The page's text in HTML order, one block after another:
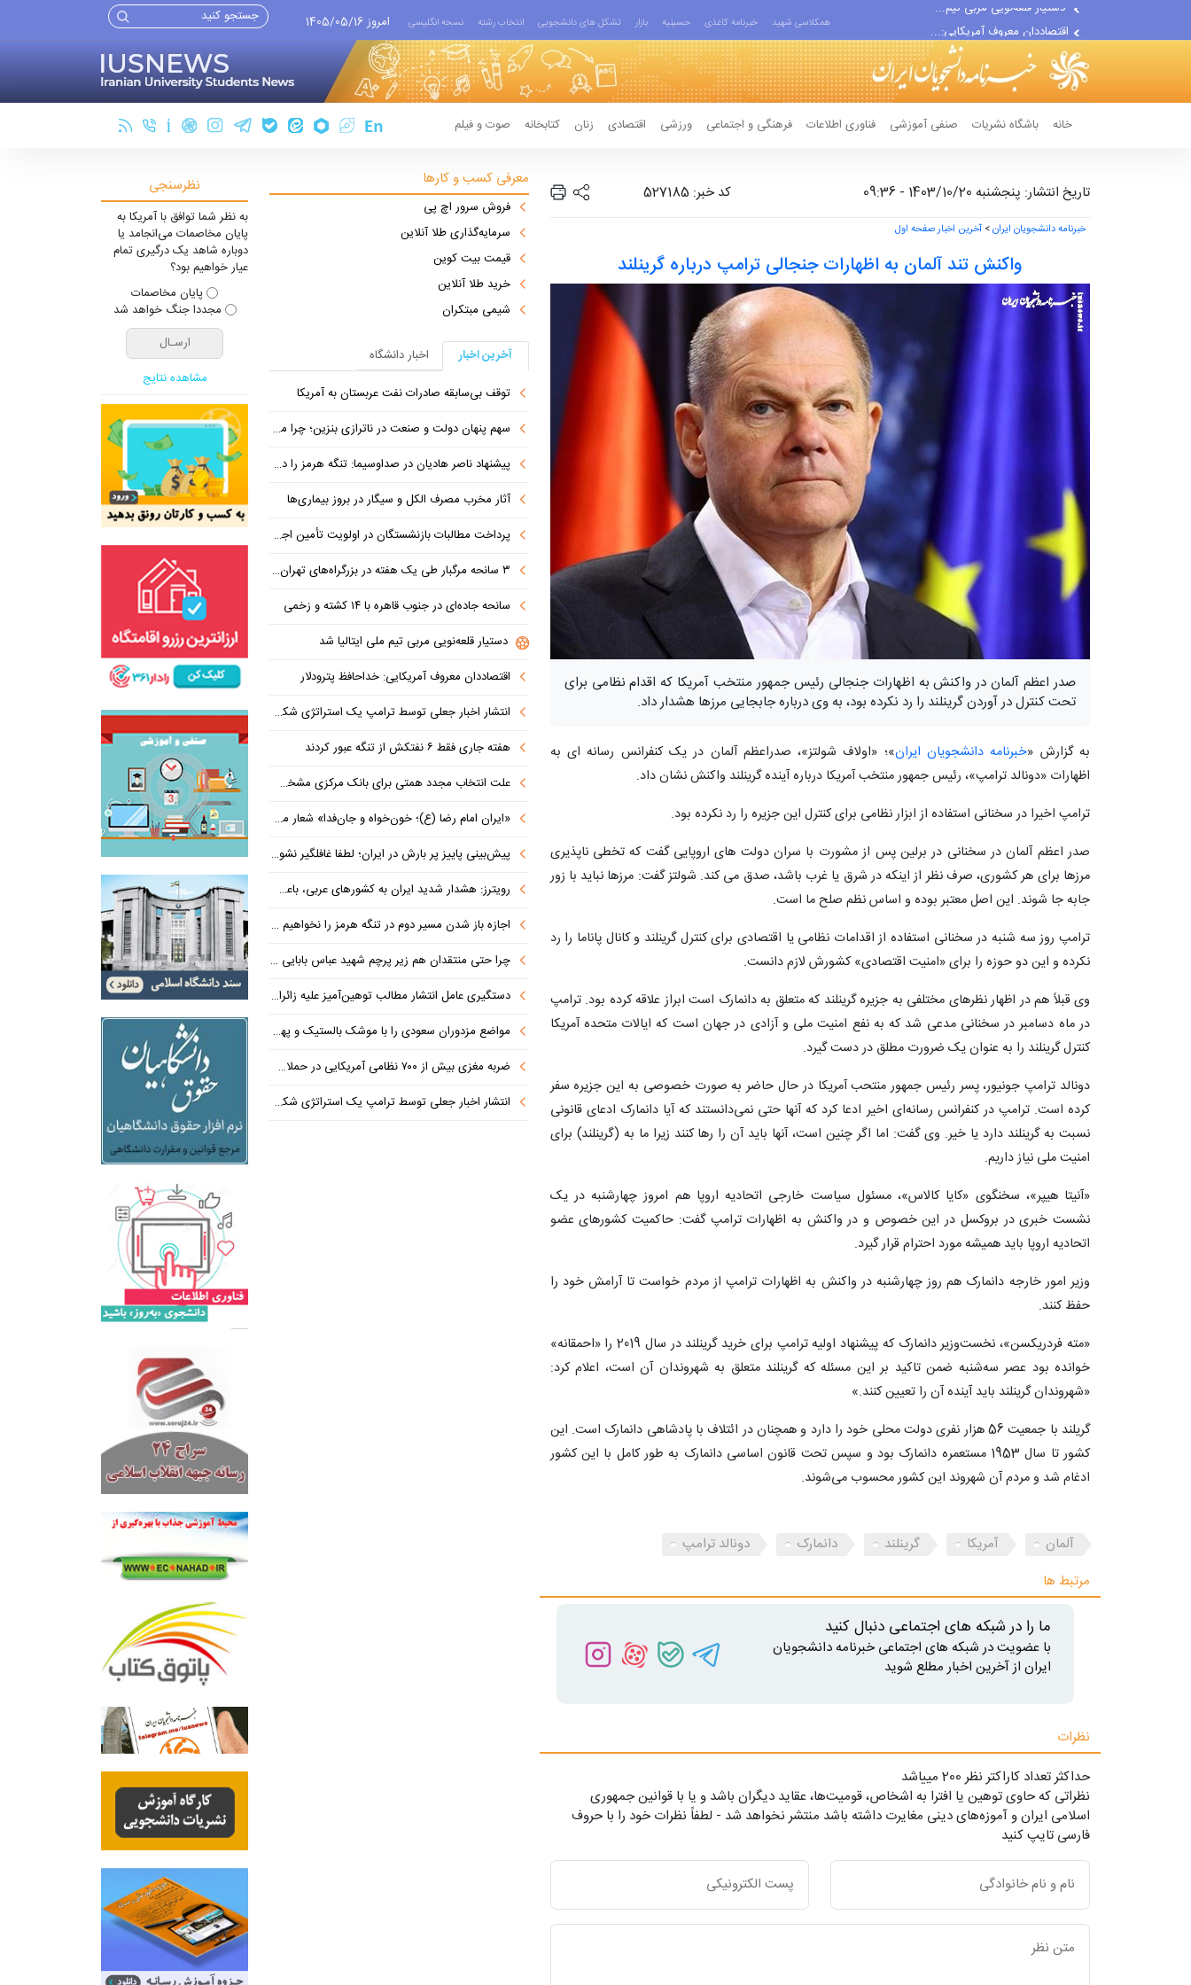
اقتصاددان معروف آمریکایی:...
انتشار اخبار جعلی توسط...
همکلاسی شهید خبرنامه کاغذی حسینیه بازار تشکل های دانشجویی انتخاب رشته نسخه انگلیسی امروز 1405/05/16
خانه باشگاه نشریات صنفی آموزشی فناوری اطلاعات فرهنگی و اجتماعی ورزشی اقتصادی زنان کتابخانه صوت و فیلم
تاریخ انتشار: پنجشنبه 1403/10/20 - 09:36 کد خبر: 527185
خبرنامه دانشجویان ایران> آخرین اخبار صفحه اول
واکنش تند آلمان به اظهارات جنجالی ترامپ درباره گرینلند
صدر اعظم آلمان در واکنش به اظهارات جنجالی رئیس جمهور منتخب آمریکا که اقدام نظامی برای
تحت کنترل در آوردن گرینلند را رد نکرده بود، به وی درباره جابجایی مرزها هشدار داد.
به گزارش «خبرنامه دانشجویان ایران»؛ «اولاف شولتز»، صدراعظم آلمان در یک کنفرانس رسانه ای به
اظهارات «دونالد ترامپ»، رئیس جمهور منتخب آمریکا درباره آینده گرینلند واکنش نشان داد.
ترامپ اخیرا در سخنانی استفاده از ابزار نظامی برای کنترل این جزیره را رد نکرده بود.
صدر اعظم آلمان در سخنانی در برلین پس از مشورت با سران دولت های اروپایی گفت که تخطی ناپذیری
مرزها برای هر کشوری، صرف نظر از اینکه در شرق یا غرب باشد، صدق می کند. شولتز گفت: مرزها نباید با زور
جابه جا شوند. این اصل معتبر بوده و اساس نظم صلح ما است.
ترامپ روز سه شنبه در سخنانی استفاده از اقدامات نظامی یا اقتصادی برای کنترل گرینلند و کانال پاناما را رد
نکرده و این دو حوزه را برای «امنیت اقتصادی» کشورش لازم دانست.
وی قبلاً هم در اظهار نظرهای مختلفی به جزیره گرینلند که متعلق به دانمارک است ابراز علاقه کرده بود. ترامپ
در ماه دسامبر در سخنانی مدعی شد که به نفع امنیت ملی و آزادی در جهان است که ایالات متحده آمریکا
کنترل گرینلند را به عنوان یک ضرورت مطلق در دست گیرد.
دونالد ترامپ جونیور، پسر رئیس جمهور منتحب آمریکا در حال حاضر به صورت خصوصی به این جزیره سفر
کرده است. ترامپ در کنفرانس رسانه‌ای اخیر ادعا کرد که آنها حتی نمی‌دانستند که آیا دانمارک ادعای قانونی
نسبت به گرینلند دارد یا خیر. وی گفت: اما اگر چنین است، آنها باید آن را رها کنند زیرا ما به (گرینلند) برای
امنیت ملی نیاز داریم.
«آنیتا هیپر»، سخنگوی «کایا کالاس»، مسئول سیاست خارجی اتحادیه اروپا هم امروز چهارشنبه در یک
نشست خبری در بروکسل در این خصوص و در واکنش به اظهارات ترامپ گفت: حاکمیت کشورهای عضو
اتحادیه اروپا باید همیشه مورد احترام قرار گیرد.
وزیر امور خارجه دانمارک هم روز چهارشنبه در واکنش به اظهارات ترامپ از مردم خواست تا آرامش خود را
حفظ کنند.
«مته فردریکسن»، نخست‌وزیر دانمارک که پیشنهاد اولیه ترامپ برای خرید گرینلند در سال 2019 را «احمقانه»
خوانده بود عصر سه‌شنبه ضمن تاکید بر این مسئله که گرینلند متعلق به شهروندان آن است، اعلام کرد:
«شهروندان گرینلند باید آینده آن را تعیین کنند.»
گریلند با جمعیت 56 هزار نفری دولت محلی خود را دارد و همچنان در ائتلاف با پادشاهی دانمارک است. این
کشور تا سال 1953 مستعمره دانمارک بود و سپس تحت قانون اساسی دانمارک به طور کامل با این کشور
ادغام شد و مردم آن شهروند این کشور محسوب می‌شوند.
آلمان آمریکا گرینلند دانمارک
دونالد ترامپ
مرتبط ها
ما را در شبکه های اجتماعی دنبال کنید
با عضویت در شبکه های اجتماعی خبرنامه دانشجویان
ایران از آخرین اخبار مطلع شوید
نظرات
حداکثر تعداد کاراکتر نظر 200 ميياشد
نظراتی که حاوی توهین یا افترا به اشخاص، قومیت‌ها، عقاید دیگران باشد و یا با قوانین جمهوری
اسلامی ایران و آموزه‌های دینی مغایرت داشته باشد منتشر نخواهد شد - لطفاً نظرات خود را با حروف
فارسی تایپ کنید
معرفی کسب و کارها
فروش سرور اچ پی
سرمایه‌گذاری طلا آنلاین
قیمت بیت کوین
خرید طلا آنلاین
شیمی مبتکران
آخرین اخبار
اخبار دانشگاه
توقف بی‌سابقه صادرات نفت عربستان به آمریکا
سهم پنهان دولت و صنعت در ناترازی بنزین؛ چرا مردم مقصر اصلی نیستند؟
پیشنهاد ناصر هادیان در صداوسیما: تنگه هرمز را در ازای رفع تحریم معامله کنیم
آثار مخرب مصرف الکل و سیگار در بروز بیماری‌ها
پرداخت مطالبات بازنشستگان در اولویت تأمین اجتماعی؛ پیگیری برای تأمین منابع ادامه دارد
۳ سانحه مرگبار طی یک هفته در بزرگراه‌های تهران؛ هشدار دوباره به رانندگان و عابران
سانحه جاده‌ای در جنوب قاهره با ۱۴ کشته و زخمی
دستیار قلعه‌نویی مربی تیم ملی ایتالیا شد
اقتصاددان معروف آمریکایی: خداحافظ پترودلار
انتشار اخبار جعلی توسط ترامپ یک استراتژی شکست خورده است
هفته جاری فقط ۶ نفتکش از تنگه عبور کردند
علت انتخاب مجدد همتی برای بانک مرکزی مشخص شد: پزشکیان هنوز هم متوجه نشده است چرا همتی استیضاح شد!
«ایران امام رضا (ع)؛ خون‌خواه و جان‌فدا» شعار محوری دهه پایانی صفر شد
پیش‌بینی پاییز پر بارش در ایران؛ لطفا غافلگیر نشوید
رویترز: هشدار شدید ایران به کشورهای عربی، باعث توقف حمله آمریکا شد
اجازه باز شدن مسیر دوم در تنگه هرمز را نخواهیم داد
چرا حتی منتقدان هم زیر پرچم شهید عباس بابایی ایستادند؟
دستگیری عامل انتشار مطالب توهین‌آمیز علیه زائران اربعین در فضای مجازی
مواضع مزدوران سعودی را با موشک بالستیک و پهپاد در هم شکستیم
ضربه مغزی بیش از ۷۰۰ نظامی آمریکایی در حملات ایران
انتشار اخبار جعلی توسط ترامپ یک استراتژی شکست خورده است
نظرسنجی
به نظر شما توافق با آمریکا به
پایان مخاصمات می‌انجامد یا
دوباره شاهد یک درگیری تمام
عیار خواهیم بود؟
پایان مخاصمات
مجددا جنگ خواهد شد
مشاهده نتایج